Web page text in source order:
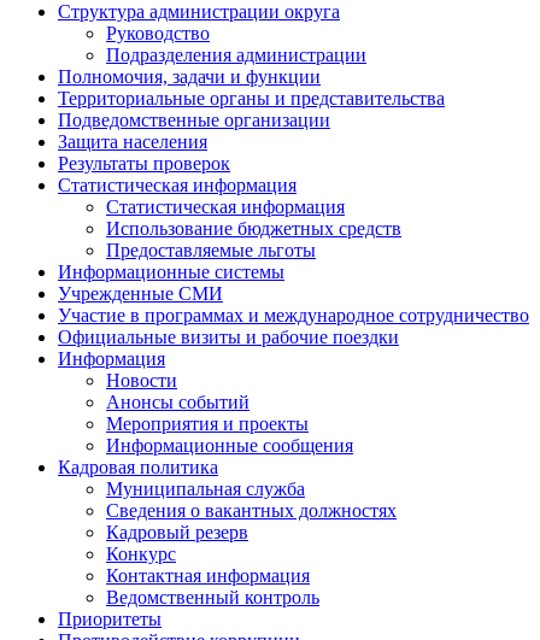
Структура администрации округа
Руководство
Подразделения администрации
Полномочия, задачи и функции
Территориальные органы и представительства
Подведомственные организации
Защита населения
Результаты проверок
Статистическая информация
Статистическая информация
Использование бюджетных средств
Предоставляемые льготы
Информационные системы
Учрежденные СМИ
Участие в программах и международное сотрудничество
Официальные визиты и рабочие поездки
Информация
Новости
Анонсы событий
Мероприятия и проекты
Информационные сообщения
Кадровая политика
Муниципальная служба
Сведения о вакантных должностях
Кадровый резерв
Конкурс
Контактная информация
Ведомственный контроль
Приоритеты